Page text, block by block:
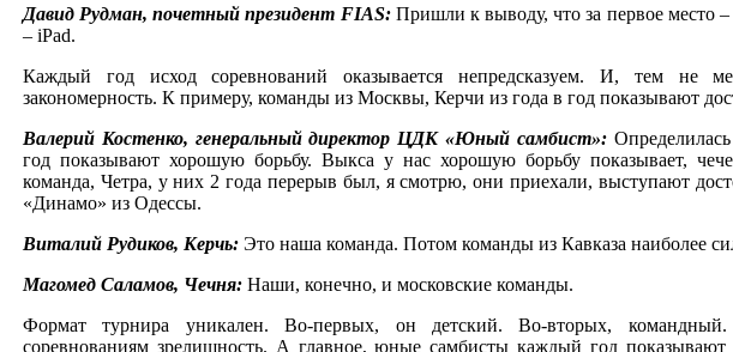
Давид Рудман, почетный президент FIAS:Пришли к выводу, что за первое место –
– iPad.
Каждый год исход соревнований оказывается непредсказуем. И, тем не
закономерность. К примеру, команды из Москвы, Керчи из года в год показывают
Валерий Костенко, генеральный директор ЦДК «Юный самбист»:
год показывают хорошую борьбу. Выкса у нас хорошую борьбу показывает,
команда, Четра, у них 2 года перерыв был, я смотрю, они приехали, выступают
«Динамо» из Одессы.
Виталий Рудиков, Керчь: Это наша команда. Потом команды из Кавказа наиболее
Магомед Саламов, Чечня: Наши, конечно, и московские команды.
Формат турнира уникален. Во-первых, он детский. Во-вторых,
соревнованиям зрелищность. А главное, юные самбисты каждый год